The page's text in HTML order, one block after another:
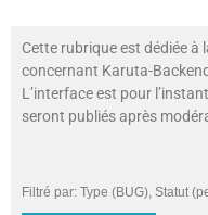
Cette rubrique est dédiée à
concernant Karuta-
L’interface est pour
seront publiés après
Filtré par: Type (BUG),